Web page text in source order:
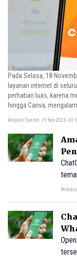
Pada Selasa, 18
layanan internet di
perhatian luas, karena
hingga Canva,
Redaksi Daerah 19 Nov 2025 -
IPB